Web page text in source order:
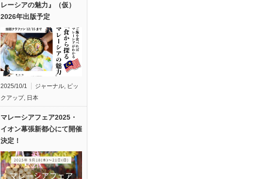
レーシアの魅力』（仮）
2026年出版予定
2025/10/1 ジャーナル, ピッ
クアップ, 日本
マレーシアフェア2025・
イオン幕張新都心にて開催
決定！